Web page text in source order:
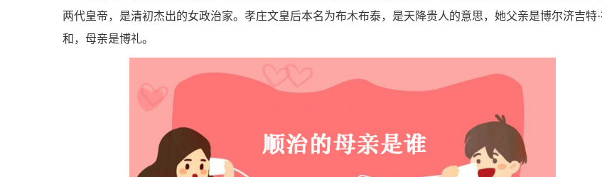
两代皇帝，是清初杰出的女政治家。孝庄文皇后本名为布木布泰，是天降贵人的意思，她父亲是博尔济吉特·
和，母亲是博礼。